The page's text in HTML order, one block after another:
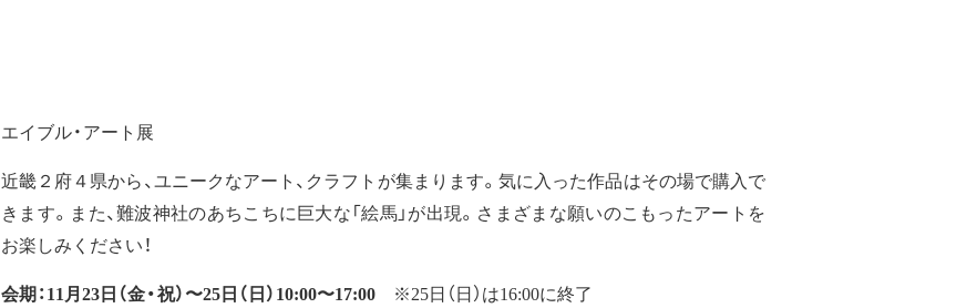
エイブル・アート展
近畿２府４県から、ユニークなアート、クラフトが集まります。気に入った作品はその場で購入で
きます。また、難波神社のあちこちに巨大な「絵馬」が出現。さまざまな願いのこもったアートを
お楽しみください！
会期：11月23日（金・祝）〜25日（日）10:00〜17:00 ※25日（日）は16:00に終了